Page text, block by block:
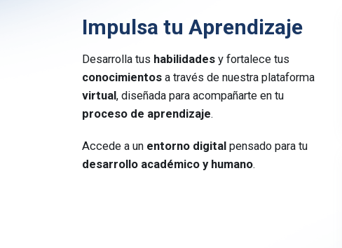
Impulsa tu Aprendizaje
Desarrolla tus habilidades y fortalece tus
conocimientos a través de nuestra plataforma
virtual , diseñada para acompañarte en tu
proceso de aprendizaje.
Accede a un entorno digital pensado para tu
desarrollo académico y humano.